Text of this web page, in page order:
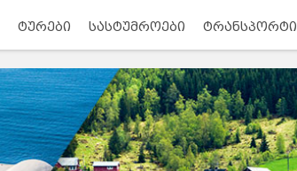
ტურები სასტუმროები ტრანსპორტი